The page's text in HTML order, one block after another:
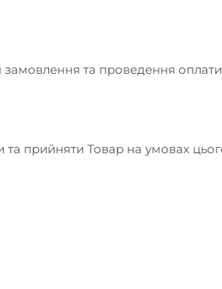
замовлення та проведення
та прийняти Товар на умовах